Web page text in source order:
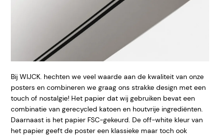
Bij WIJCK. hechten we veel waarde aan de kwaliteit van onze
posters en combineren we graag ons strakke design met een
touch of nostalgie! Het papier dat wij gebruiken bevat een
combinatie van gerecycled katoen en houtvrije ingrediënten.
Daarnaast is het papier FSC-gekeurd. De off-white kleur van
het papier geeft de poster een klassieke maar toch ook